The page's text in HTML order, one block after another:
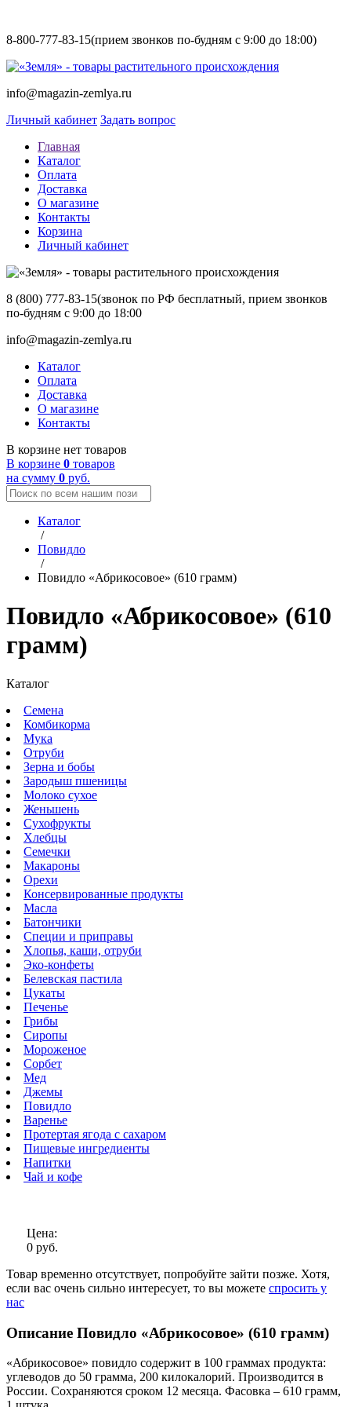
8-800-777-83-15(прием звонков по-будням с 9:00 до 18:00)
info@magazin-zemlya.ru
Личный кабинет Задать вопрос
Главная
Каталог
Оплата
Доставка
О магазине
Контакты
Корзина
Личный кабинет
8 (800) 777-83-15(звонок по РФ бесплатный, прием звонков
по-будням с 9:00 до 18:00
info@magazin-zemlya.ru
Каталог
Оплата
Доставка
О магазине
Контакты
В корзине нет товаров
В корзине 0 товаров
на сумму 0 руб.
Каталог
/
Повидло
/
Повидло «Абрикосовое» (610 грамм)
Повидло «Абрикосовое» (610
грамм)
Каталог
Семена
Комбикорма
Мука
Отруби
Зерна и бобы
Зародыш пшеницы
Молоко сухое
Женьшень
Сухофрукты
Хлебцы
Семечки
Макароны
Орехи
Консервированные продукты
Масла
Батончики
Специи и приправы
Хлопья, каши, отруби
Эко-конфеты
Белевская пастила
Цукаты
Печенье
Грибы
Сиропы
Мороженое
Сорбет
Мед
Джемы
Повидло
Варенье
Протертая ягода с сахаром
Пищевые ингредиенты
Напитки
Чай и кофе
Цена:
0 руб.
Товар временно отсутствует, попробуйте зайти позже. Хотя,
если вас очень сильно интересует, то вы можете спросить у
нас
Описание Повидло «Абрикосовое» (610 грамм)
«Абрикосовое» повидло содержит в 100 граммах продукта:
углеводов до 50 грамма, 200 килокалорий. Производится в
России. Сохраняются сроком 12 месяца. Фасовка – 610 грамм,